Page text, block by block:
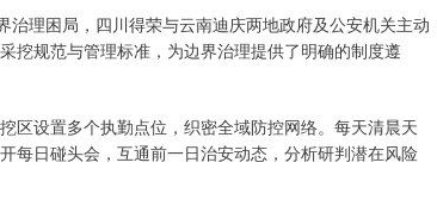
治理困局，四川得荣与云南迪庆两地政府及公安机关主动
挖规范与管理标准，为边界治理提供了明确的制度遵
区设置多个执勤点位，织密全域防控网络。每天清晨天
每日碰头会，互通前一日治安动态，分析研判潜在风险